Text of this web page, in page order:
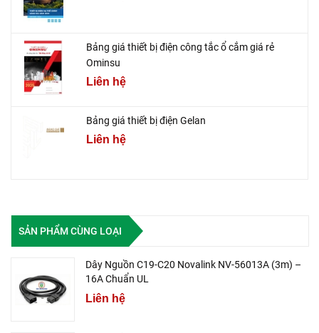
Bảng giá thiết bị điện công tắc ổ cắm giá rẻ
Ominsu
Liên hệ
Bảng giá thiết bị điện Gelan
Liên hệ
SẢN PHẨM CÙNG LOẠI
Dây Nguồn C19-C20 Novalink NV-56013A (3m) –
16A Chuẩn UL
Liên hệ